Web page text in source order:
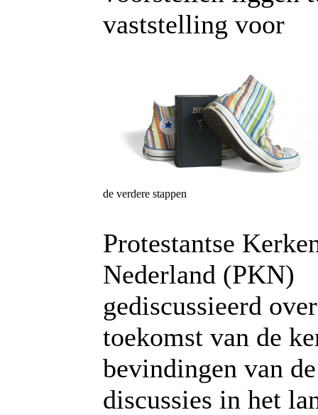
vaststelling voor
de verdere stappen
Protestantse
Nederland (PKN)
gediscussieerd
toekomst van de
bevindingen van de
discussies in het